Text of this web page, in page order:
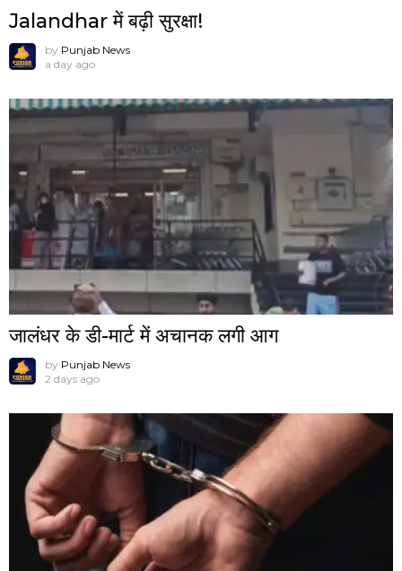
Jalandhar में बढ़ी सुरक्षा!
by Punjab News
a day ago
जालंधर के डी-मार्ट में अचानक लगी आग
by Punjab News
2 days ago